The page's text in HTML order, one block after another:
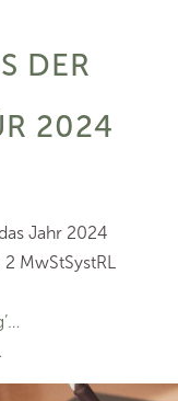
DER
2024
Jahr 2024
MwStSystRL